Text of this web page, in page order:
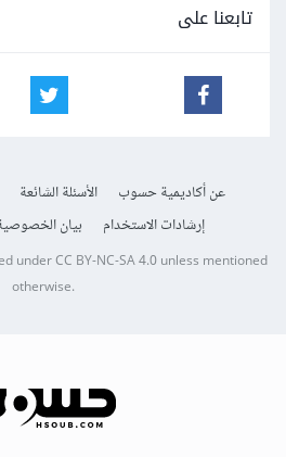
تابعنا على
عن أكاديمية حسوب الأسئلة الشائعة
إرشادات الاستخدام
بيان الخصوصية
underCC BY-NC-SA 4.0unless mentioned
otherwise.